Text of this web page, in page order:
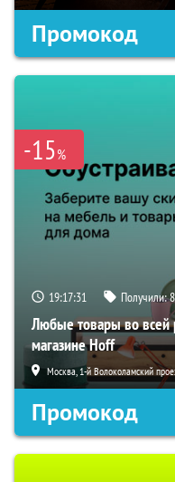
Промокод
-15%
19:17:30 Получили:
Любые товары во всей
магазине Hoff
Москва, 1-й Волоколамский
Промокод